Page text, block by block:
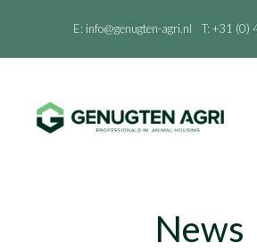
E: info@genugten-agri.nl T:+31 (0)
News